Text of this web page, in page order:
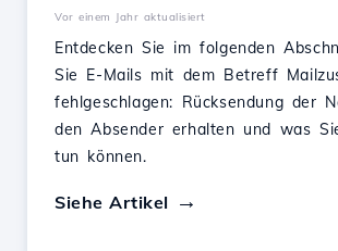
Vor einem Jahr aktualisiert
Entdecken Sie im folgenden
Sie E-Mails mit dem Betreff
fehlgeschlagen: Rücksendung der
den Absender erhalten und was
tun können.
Siehe Artikel